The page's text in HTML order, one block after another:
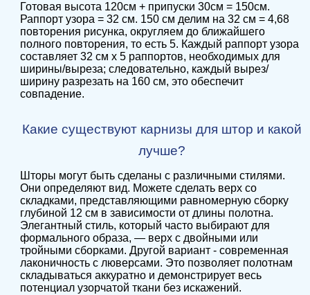
Готовая высота 120см + припуски 30см = 150см.
Раппорт узора = 32 см. 150 см делим на 32 см = 4,68
повторения рисунка, округляем до ближайшего
полного повторения, то есть 5. Каждый раппорт узора
составляет 32 см x 5 раппортов, необходимых для
ширины/выреза; следовательно, каждый вырез/
ширину разрезать на 160 см, это обеспечит
совпадение.
Какие существуют карнизы для штор и какой
лучше?
Шторы могут быть сделаны с различными стилями.
Они определяют вид. Можете сделать верх со
складками, представляющими равномерную сборку
глубиной 12 см в зависимости от длины полотна.
Элегантный стиль, который часто выбирают для
формального образа, — верх с двойными или
тройными сборками. Другой вариант - современная
лаконичность с люверсами. Это позволяет полотнам
складываться аккуратно и демонстрирует весь
потенциал узорчатой ткани без искажений.